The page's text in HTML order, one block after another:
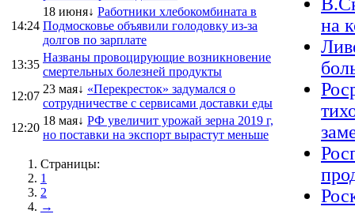
14:24
18 июня↓ Работники хлебокомбината в
Подмосковье объявили голодовку из-за
долгов по зарплате
13:35
Названы провоцирующие возникновение
смертельных болезней продукты
12:07
23 мая↓ «Перекресток» задумался о
сотрудничестве с сервисами доставки еды
12:20
18 мая↓ РФ увеличит урожай зерна 2019 г,
но поставки на экспорт вырастут меньше
Страницы:
1
2
→
на